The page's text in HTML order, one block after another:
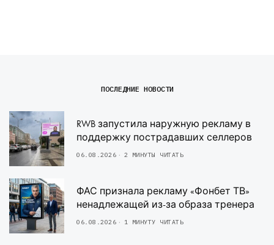
ПОСЛЕДНИЕ НОВОСТИ
RWB запустила наружную рекламу в
поддержку пострадавших селлеров
06.08.2026 2 МИНУТЫ ЧИТАТЬ
ФАС признала рекламу «Фонбет ТВ»
ненадлежащей из-за образа тренера
06.08.2026 1 МИНУТУ ЧИТАТЬ